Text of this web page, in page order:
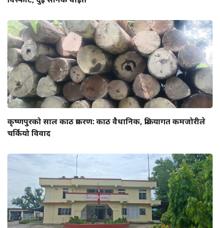
कृष्णपुरको साल काठ प्रकरण: काठ वैधानिक, प्रक्रियागत कमजोरीले
चर्कियो विवाद